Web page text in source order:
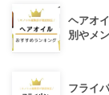
ヘアオ
別やメ
フライ